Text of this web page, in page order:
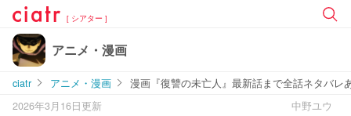
[ シアター ]
アニメ・漫画
ciatr アニメ・漫画
漫画『復讐の未亡人』最新話まで全話ネタバ
2026年3月16日更新
中野ユウ